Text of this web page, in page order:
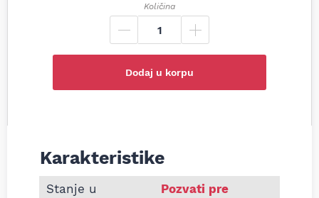
Količina
Dodaj u korpu
Informacije o Pk kaiš Continental 6PK1815
Karakteristike
Stanje u
Pozvati pre